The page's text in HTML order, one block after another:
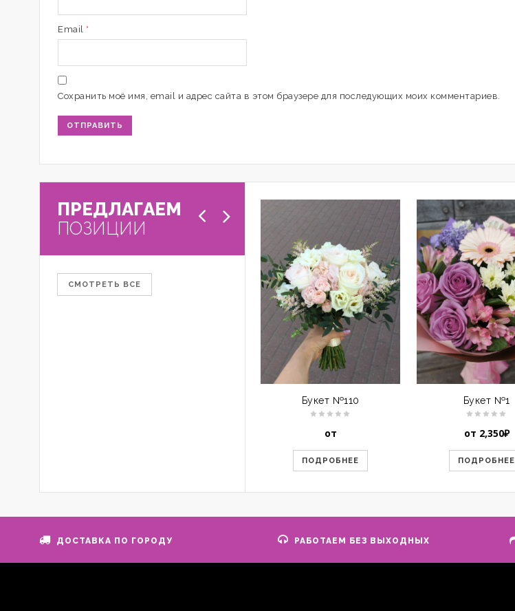
Email *
Сохранить моё имя, email и адрес сайта в этом браузере для последующих моих комментариев.
ПРЕДЛАГАЕМ
ПОЗИЦИИ
СМОТРЕТЬ ВСЕ
Букет №110
от
ПОДРОБНЕЕ
Букет №1
от 2,350₽
ПОДРОБНЕЕ
ДОСТАВКА ПО ГОРОДУ РАБОТАЕМ БЕЗ ВЫХОДНЫХ